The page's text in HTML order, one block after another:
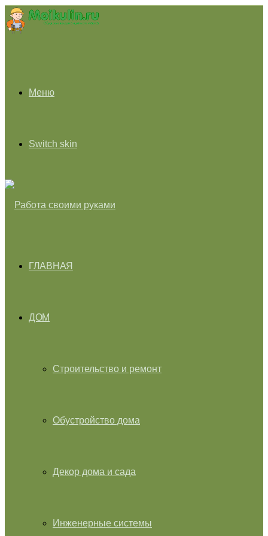
Меню
Switch skin
ГЛАВНАЯ
ДОМ
Строительство и ремонт
Обустройство дома
Декор дома и сада
Инженерные системы